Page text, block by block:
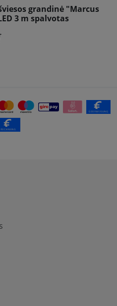
grandinė "Marcus
3 m spalvotas